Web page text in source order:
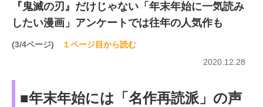
『鬼滅の刃』だけじゃない「年末年始に一気読み
したい漫画」アンケートでは往年の人気作も
(3/4ページ)
１ページ目から読む
2020.12.28
■年末年始には「名作再読派」の声